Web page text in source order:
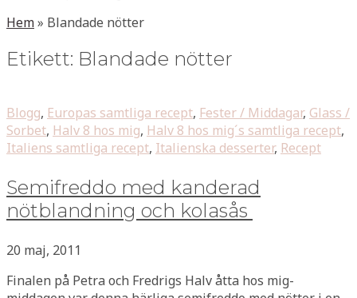
Hem» Blandade nötter
Etikett: Blandade nötter
Blogg, Europas samtliga recept, Fester / Middagar, Glass /
Sorbet, Halv 8 hos mig, Halv 8 hos mig´s samtliga recept,
Italiens samtliga recept, Italienska desserter, Recept
Semifreddo med kanderad
nötblandning och kolasås
20 maj, 2011
Finalen på Petra och Fredrigs Halv åtta hos mig-